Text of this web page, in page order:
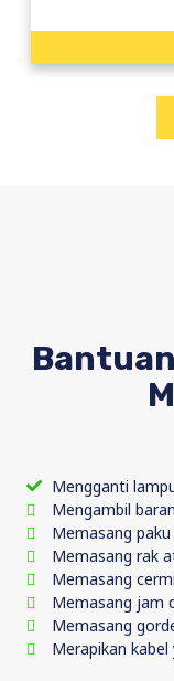
Mengganti
Mengambil
Memasang
Memasang rak
Memasang
Memasang jam
Memasang
Merapikan